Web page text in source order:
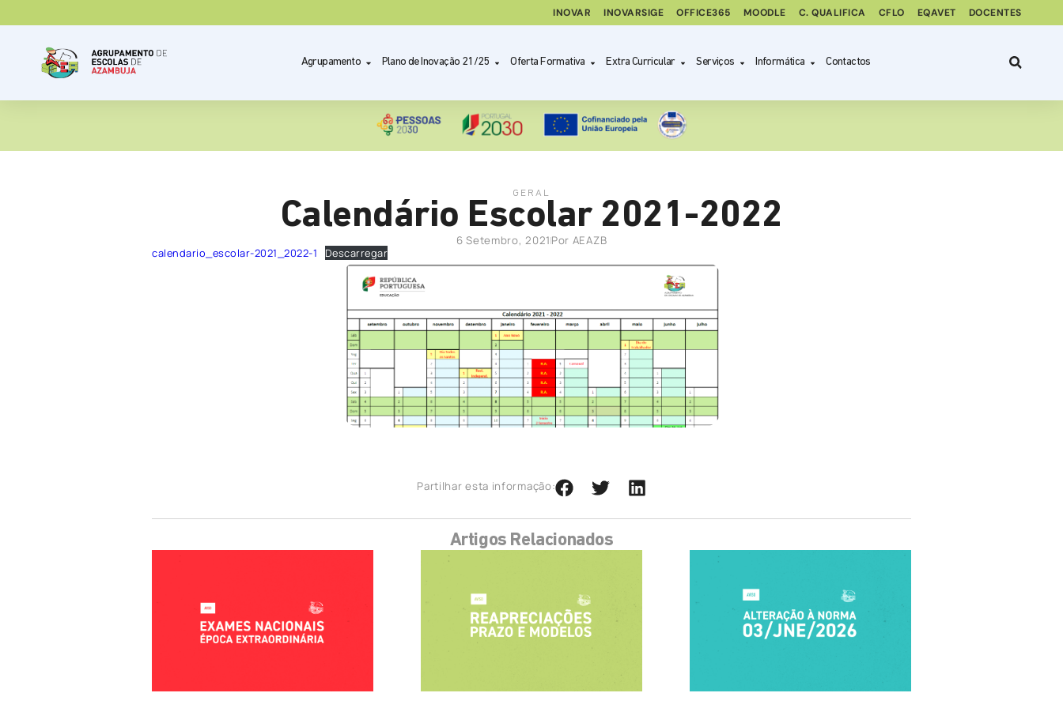
INOVAR INOVARSIGE OFFICE365 MOODLE C. QUALIFICA CFLO EQAVET DOCENTES
Agrupamento Plano de Inovação 21/25 Oferta Formativa Extra Curricular Serviços Informática Contactos
GERAL
Calendário Escolar 2021-2022
6 Setembro, 2021Por AEAZB
calendario_escolar-2021_2022-1
Descarregar
Partilhar esta informação:
Artigos Relacionados